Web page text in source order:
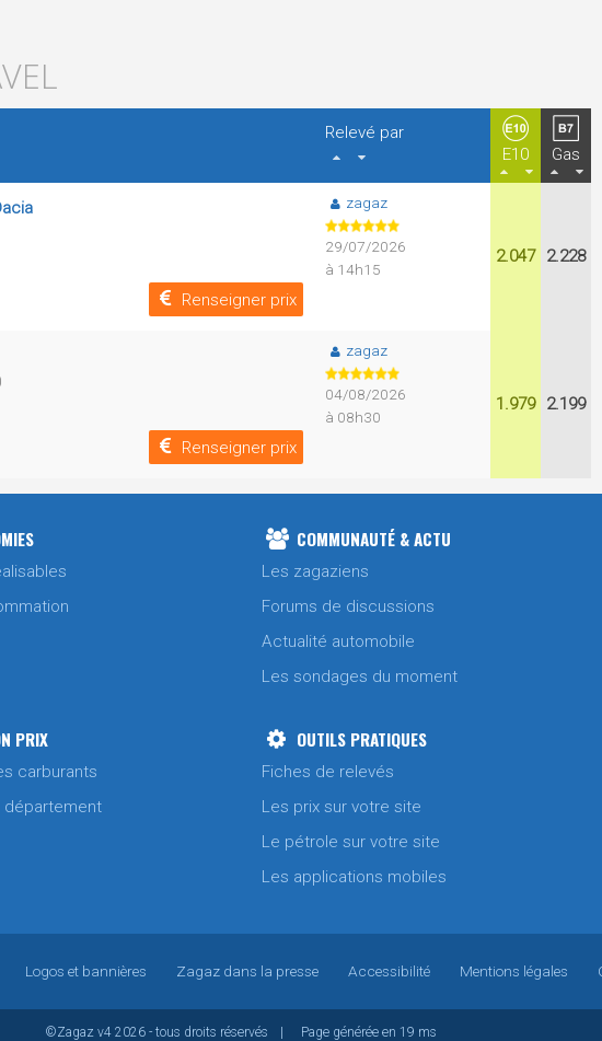
Relevé par
E10
Gas
Renseigner prix
zagaz
29/07/2026
à 14h15
2.047 2.228
Renseigner prix
zagaz
04/08/2026
à 08h30
1.979 2.199
COMMUNAUTÉ & ACTU
Les zagaziens
Forums de discussions
Actualité automobile
Les sondages du moment
PRIX
carburants
département
OUTILS PRATIQUES
Fiches de relevés
Les prix sur votre site
Le pétrole sur votre site
Les applications mobiles
Logos et bannières Zagaz dans la presse Accessibilité Mentions légales
©Zagaz v4 2026 - tous droits réservés Page générée en 19 ms